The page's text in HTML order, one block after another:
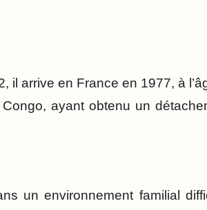
il arrive en France en 1977, à
ayant obtenu un
un environnement familial